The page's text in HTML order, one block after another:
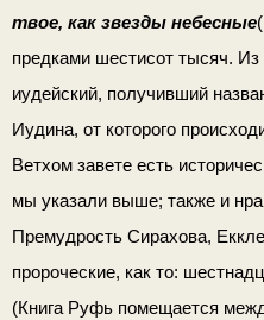
твое, как звезды небесные
предками шестисот тысяч. Из
иудейский, получивший
Иудина, от которого
Ветхом завете есть
мы указали выше; также и
Премудрость Сирахова,
пророческие, как то:
(Книга Руфь помещается